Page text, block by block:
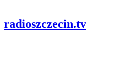
radioszczecin.tv